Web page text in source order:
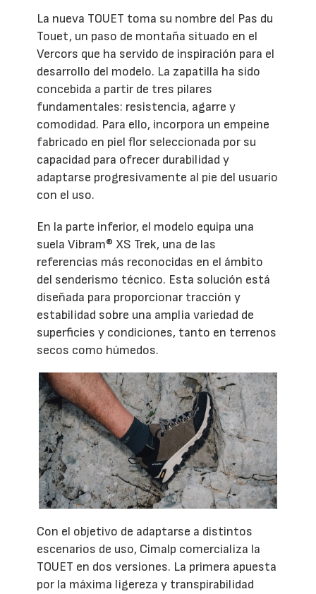
La nueva TOUET toma su nombre del Pas du
Touet, un paso de montaña situado en el
Vercors que ha servido de inspiración para el
desarrollo del modelo. La zapatilla ha sido
concebida a partir de tres pilares
fundamentales: resistencia, agarre y
comodidad. Para ello, incorpora un empeine
fabricado en piel flor seleccionada por su
capacidad para ofrecer durabilidad y
adaptarse progresivamente al pie del usuario
con el uso.
En la parte inferior, el modelo equipa una
suela Vibram® XS Trek, una de las
referencias más reconocidas en el ámbito
del senderismo técnico. Esta solución está
diseñada para proporcionar tracción y
estabilidad sobre una amplia variedad de
superficies y condiciones, tanto en terrenos
secos como húmedos.
Con el objetivo de adaptarse a distintos
escenarios de uso, Cimalp comercializa la
TOUET en dos versiones. La primera apuesta
por la máxima ligereza y transpirabilidad